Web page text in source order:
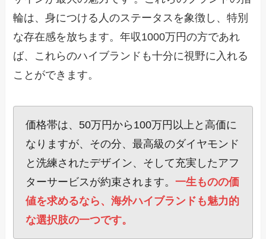
輪は、身につける人のステータスを象徴し、特別
な存在感を放ちます。年収1000万円の方であれ
ば、これらのハイブランドも十分に視野に入れる
ことができます。
価格帯は、50万円から100万円以上と高価に
なりますが、その分、最高級のダイヤモンド
と洗練されたデザイン、そして充実したアフ
ターサービスが約束されます。一生ものの価
値を求めるなら、海外ハイブランドも魅力的
な選択肢の一つです。